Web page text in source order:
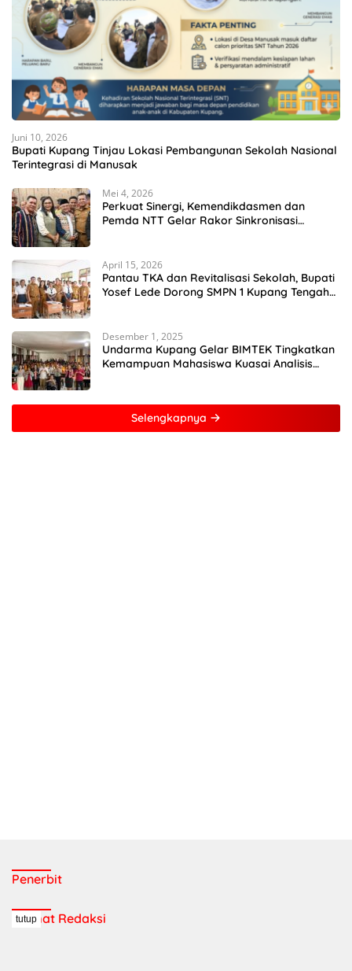
Juni 10, 2026
Bupati Kupang Tinjau Lokasi Pembangunan Sekolah Nasional
Terintegrasi di Manusak
Mei 4, 2026
Perkuat Sinergi, Kemendikdasmen dan
Pemda NTT Gelar Rakor Sinkronisasi
April 15, 2026
Pantau TKA dan Revitalisasi Sekolah, Bupati
Yosef Lede Dorong SMPN 1 Kupang Tengah
Desember 1, 2025
Undarma Kupang Gelar BIMTEK Tingkatkan
Kemampuan Mahasiswa Kuasai Analisis
Selengkapnya
Penerbit
Alamat Redaksi
tutup